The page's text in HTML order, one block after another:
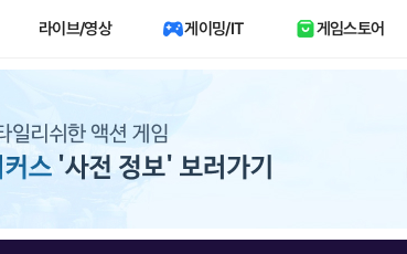
라이브/영상 게이밍/IT 게임스토어